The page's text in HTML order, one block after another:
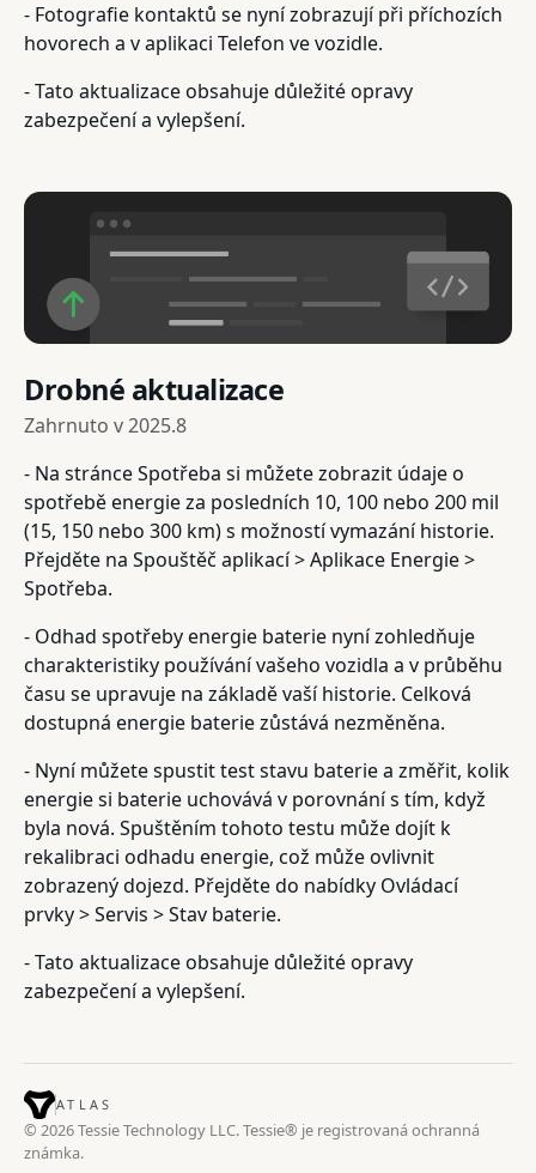
- Fotografie kontaktů se nyní zobrazují při příchozích
hovorech a v aplikaci Telefon ve vozidle.
- Tato aktualizace obsahuje důležité opravy
zabezpečení a vylepšení.
Drobné aktualizace
Zahrnuto v2025.8
- Na stránce Spotřeba si můžete zobrazit údaje o
spotřebě energie za posledních 10, 100 nebo 200 mil
(15, 150 nebo 300 km) s možností vymazání historie.
Přejděte na Spouštěč aplikací > Aplikace Energie >
Spotřeba.
- Odhad spotřeby energie baterie nyní zohledňuje
charakteristiky používání vašeho vozidla a v průběhu
času se upravuje na základě vaší historie. Celková
dostupná energie baterie zůstává nezměněna.
- Nyní můžete spustit test stavu baterie a změřit, kolik
energie si baterie uchovává v porovnání s tím, když
byla nová. Spuštěním tohoto testu může dojít k
rekalibraci odhadu energie, což může ovlivnit
zobrazený dojezd. Přejděte do nabídky Ovládací
prvky > Servis > Stav baterie.
- Tato aktualizace obsahuje důležité opravy
zabezpečení a vylepšení.
ATLAS
© 2026 Tessie Technology LLC. Tessie® je registrovaná ochranná
známka.